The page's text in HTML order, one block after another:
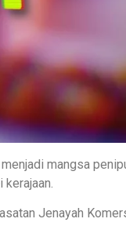
mangsa
kerajaan.
Jenayah